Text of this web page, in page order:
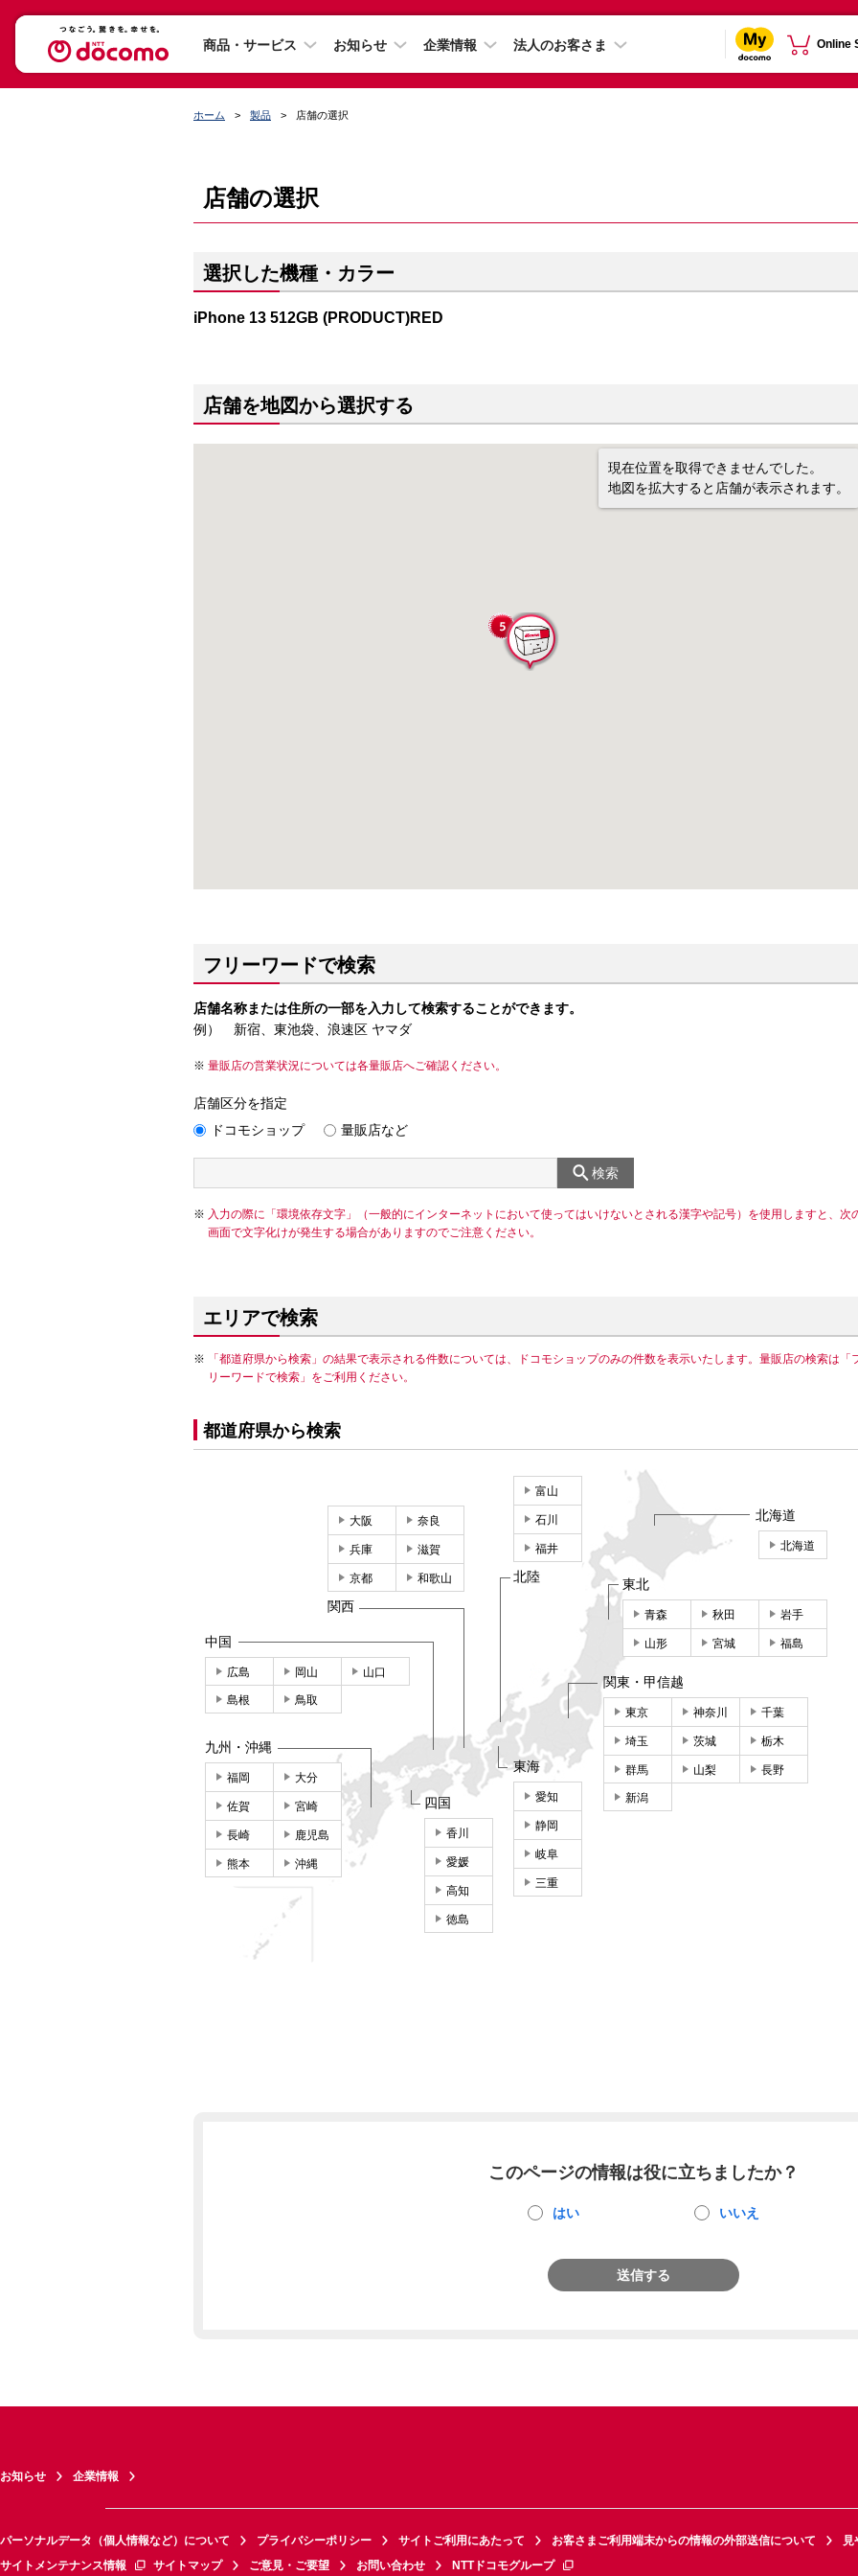
商品・サービス お知らせ 企業情報 法人のお客さま Online
ホーム 製品 店舗の選択
店舗の選択
選択した機種・カラー
iPhone 13 512GB (PRODUCT)RED
店舗を地図から選択する
現在位置を取得できませんでした。
地図を拡大すると店舗が表示されます。
フリーワードで検索
店舗名称または住所の一部を入力して検索することができます。
例） 新宿、東池袋、浪速区 ヤマダ
量販店の営業状況については各量販店へご確認ください。
店舗区分を指定
ドコモショップ
量販店など
検索
入力の際に「環境依存文字」（一般的にインターネットにおいて使ってはいけないとされる漢字や記号）を使用しますと、次
画面で文字化けが発生する場合がありますのでご注意ください。
エリアで検索
「都道府県から検索」の結果で表示される件数については、ドコモショップのみの件数を表示いたします。量販店の検索は「
リーワードで検索」をご利用ください。
都道府県から検索
北海道
北海道
東北
青森 秋田 岩手
山形 宮城 福島
関東・甲信越
東京 神奈川 千葉
埼玉 茨城 栃木
群馬 山梨 長野
新潟
東海
愛知
静岡
岐阜
三重
富山
石川
福井
北陸
大阪 奈良
兵庫 滋賀
京都 和歌山
関西
中国
広島 岡山 山口
島根 鳥取
四国
香川
愛媛
高知
徳島
九州・沖縄
福岡 大分
佐賀 宮崎
長崎 鹿児島
熊本 沖縄
このページの情報は役に立ちましたか？
はい いいえ
送信する
お知らせ 企業情報
パーソナルデータ（個人情報など）について プライバシーポリシー サイトご利用にあたって お客さまご利用端末からの情報の外部送信について
見
サイトメンテナンス情報
サイトマップ ご意見・ご要望 お問い合わせ NTTドコモグループ